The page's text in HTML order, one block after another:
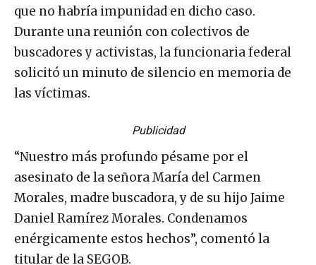
que no habría impunidad en dicho caso.
Durante una reunión con colectivos de
buscadores y activistas, la funcionaria federal
solicitó un minuto de silencio en memoria de
las víctimas.
Publicidad
“Nuestro más profundo pésame por el
asesinato de la señora María del Carmen
Morales, madre buscadora, y de su hijo Jaime
Daniel Ramírez Morales. Condenamos
enérgicamente estos hechos”, comentó la
titular de la SEGOB.